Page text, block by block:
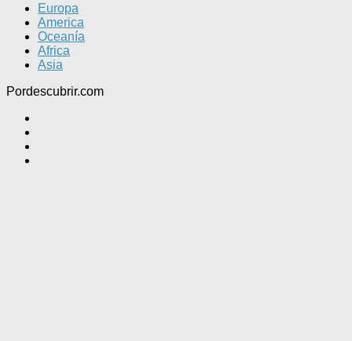
Europa
America
Oceanía
Africa
Asia
Pordescubrir.com